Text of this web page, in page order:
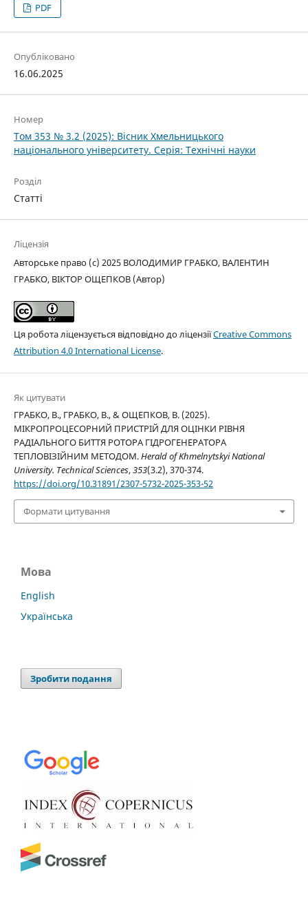
PDF
Опубліковано
16.06.2025
Номер
Том 353 № 3.2 (2025): Вісник Хмельницького
національного університету. Серія: Технічні науки
Розділ
Статті
Ліцензія
Авторське право (c) 2025 ВОЛОДИМИР ГРАБКО, ВАЛЕНТИН
ГРАБКО, ВІКТОР ОЩЕПКОВ (Автор)
Ця робота ліцензується відповідно до ліцензіїCreative Commons
Attribution 4.0 International License.
Як цитувати
ГРАБКО, В., ГРАБКО, В., & ОЩЕПКОВ, В. (2025).
МІКРОПРОЦЕСОРНИЙ ПРИСТРІЙ ДЛЯ ОЦІНКИ РІВНЯ
РАДІАЛЬНОГО БИТТЯ РОТОРА ГІДРОГЕНЕРАТОРА
ТЕПЛОВІЗІЙНИМ МЕТОДОМ.Herald of Khmelnytskyi National
University. Technical Sciences,353(3.2), 370-374.
https://doi.org/10.31891/2307-5732-2025-353-52
Формати цитування
Мова
English
Українська
Зробити подання